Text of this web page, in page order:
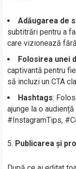
Adăugarea de
subtitrări pentru a
care vizionează
Folosirea unei
captivantă pentru
să incluzi un CTA
Hashtags:
ajunge la o
#InstagramTips,
Publicarea și